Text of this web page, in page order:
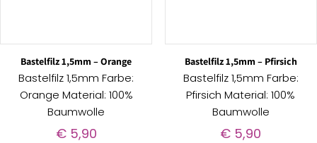
Bastelfilz 1,5mm – Orange
Bastelfilz 1,5mm Farbe:
Orange Material: 100%
Baumwolle
€5,90
Bastelfilz 1,5mm – Pfirsich
Bastelfilz 1,5mm Farbe:
Pfirsich Material: 100%
Baumwolle
€ 5,90